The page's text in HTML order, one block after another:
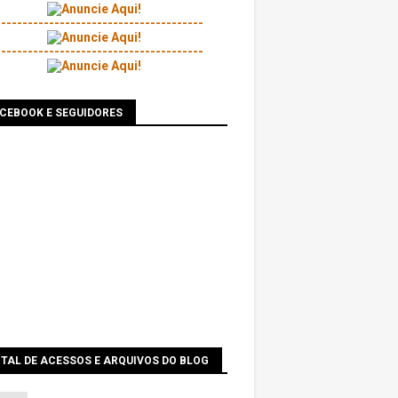
E SEGUIDORES
DE ACESSOS E ARQUIVOS DO BLOG